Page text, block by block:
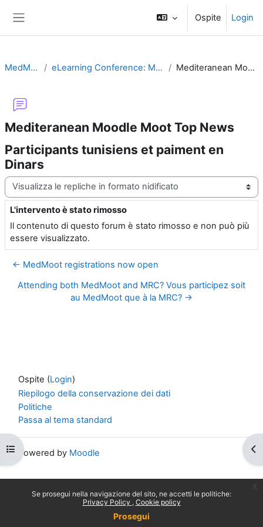
Se prosegui nella navigazione del sito, ne accetti le politiche:
Privacy Policy
Cookie policy
Prosegui
Ospite Login
Apri indice del corso
MedMoot-2013 eLearning Conference: Mediterranean MoodleMoot Mediteranean Moodle Moot Top News
Mediteranean Moodle Moot Top News
Participants tunisiens et paiment en
Dinars
Modalità visualizzazione
L'intervento è stato rimosso
Numero di risposte: 0
Il contenuto di questo forum è stato rimosso e non può più
essere visualizzato.
← MedMoot registrations now open
Attending both MedMoot and MRC? Vous participez soit
au MedMoot que à la MRC? →
Ospite (Login)
Riepilogo della conservazione dei dati
Politiche
Passa al tema standard
Powered by Moodle